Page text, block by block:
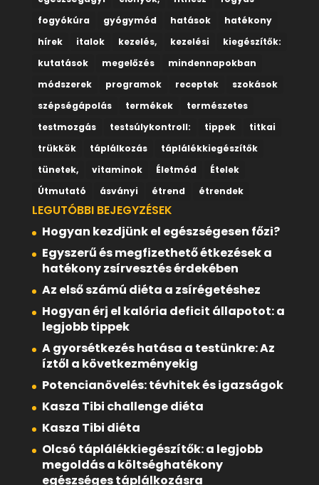
fogyókúra
gyógymód hatások
hatékony
hírek
italok kezelés, kezelési
kiegészítők:
kutatások
megelőzés
mindennapokban
módszerek
programok receptek
szokások
szépségápolás
termékek
természetes
testmozgás
testsúlykontroll: tippek
titkai
trükkök
táplálkozás
táplálékkiegészítők
tünetek,
vitaminok Életmód
Ételek
Útmutató
ásványi étrend étrendek
LEGUTÓBBI BEJEGYZÉSEK
Hogyan kezdjünk el egészségesen főzi?
Egyszerű és megfizethető étkezések a
hatékony zsírvesztés érdekében
Az első számú diéta a zsírégetéshez
Hogyan érj el kalória deficit állapotot: a
legjobb tippek
A gyorsétkezés hatása a testünkre: Az
íztől a következményekig
Potencianövelés: tévhitek és igazságok
Kasza Tibi challenge diéta
Kasza Tibi diéta
Olcsó táplálékkiegészítők: a legjobb
megoldás a költséghatékony
egészséges táplálkozásra